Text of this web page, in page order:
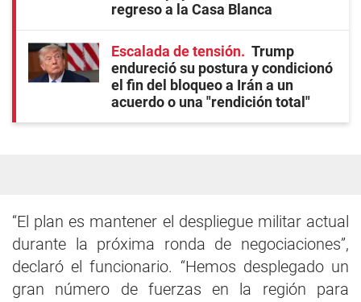
regreso a la Casa Blanca
Escalada de tensión
Trump
endureció su postura y condicionó
el fin del bloqueo a Irán a un
acuerdo o una "rendición total"
“El plan es mantener el despliegue militar actual
durante la próxima ronda de negociaciones”,
declaró el funcionario. “Hemos desplegado un
gran número de fuerzas en la región para